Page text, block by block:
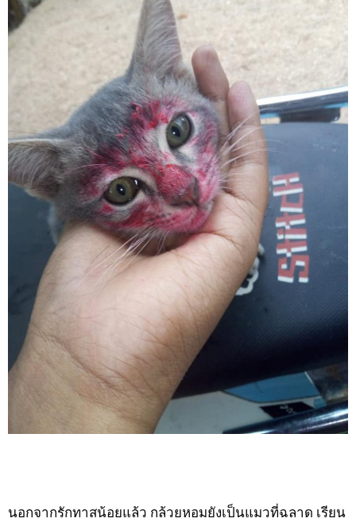
นอกจากรักทาสน้อยแล้ว กล้วยหอมยังเป็นแมวที่ฉลาด เรียน